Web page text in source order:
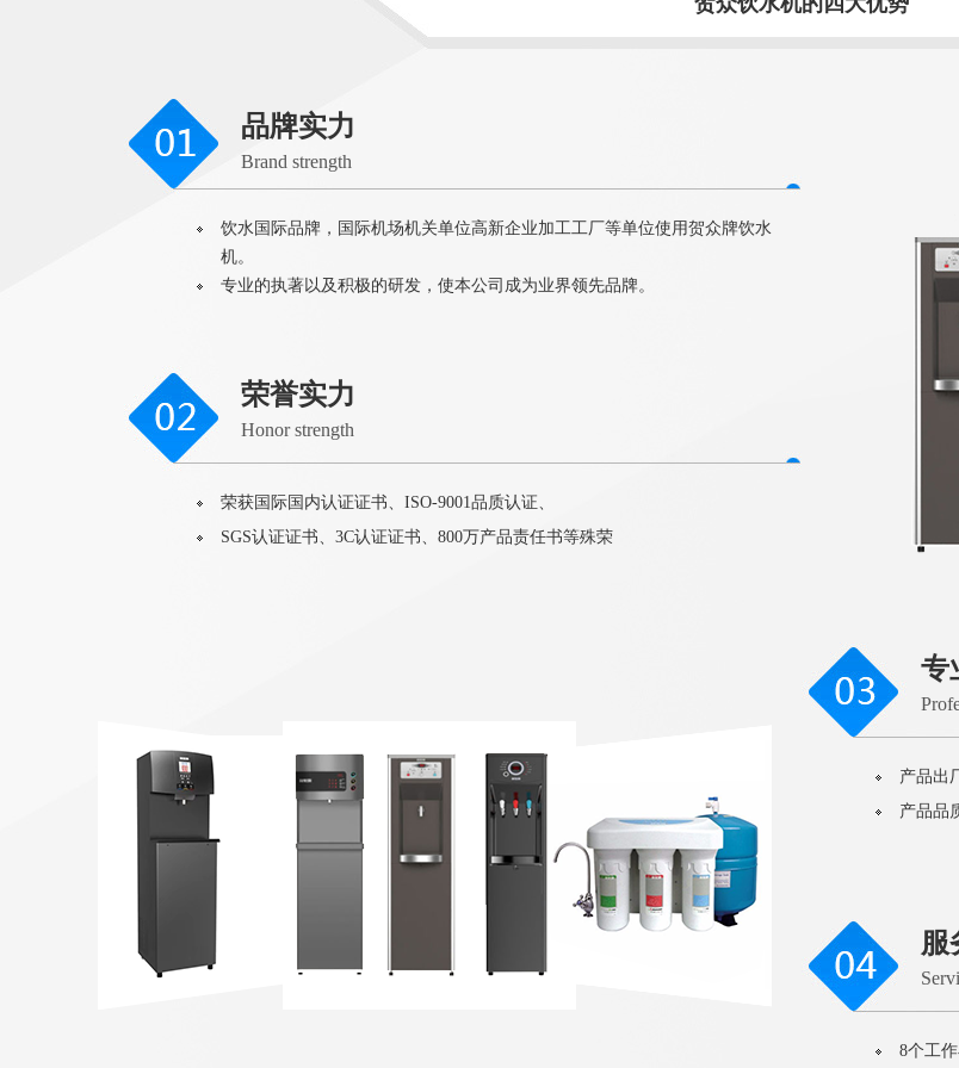
品牌实力
Brand strength
饮水国际品牌，国际机场机关单位高新企业加工工厂等单位使用贺众牌饮水
机。
专业的执著以及积极的研发，使本公司成为业界领先品牌。
荣誉实力
Honor strength
荣获国际国内认证证书、ISO-9001品质认证、
SGS认证证书、3C认证证书、800万产品责任书等殊荣
专
产品出
产品品
服
8个工